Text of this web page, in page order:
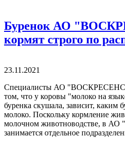
Буренок АО
кормят строго по
23.11.2021
Специалисты АО
том, что у коровы "молоко на
буренка скушала, зависит, каким
молоко. Поскольку кормление
молочном животноводстве, в
занимается отдельное